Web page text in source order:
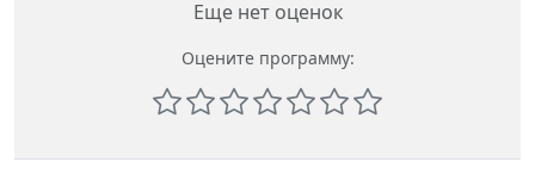
Еще нет оценок
Оцените программу: